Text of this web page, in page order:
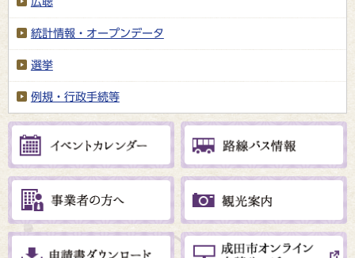
統計情報・オープンデータ
選挙
例規・行政手続等